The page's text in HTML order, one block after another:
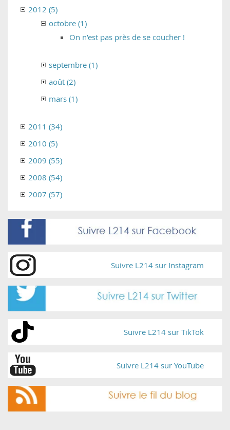
2012 (5)
octobre (1)
On n’est pas près de se coucher !
septembre (1)
août (2)
mars (1)
2011 (34)
2010 (5)
2009 (55)
2008 (54)
2007 (57)
Suivre L214 sur Instagram
Suivre L214 sur TikTok
Suivre L214 sur YouTube